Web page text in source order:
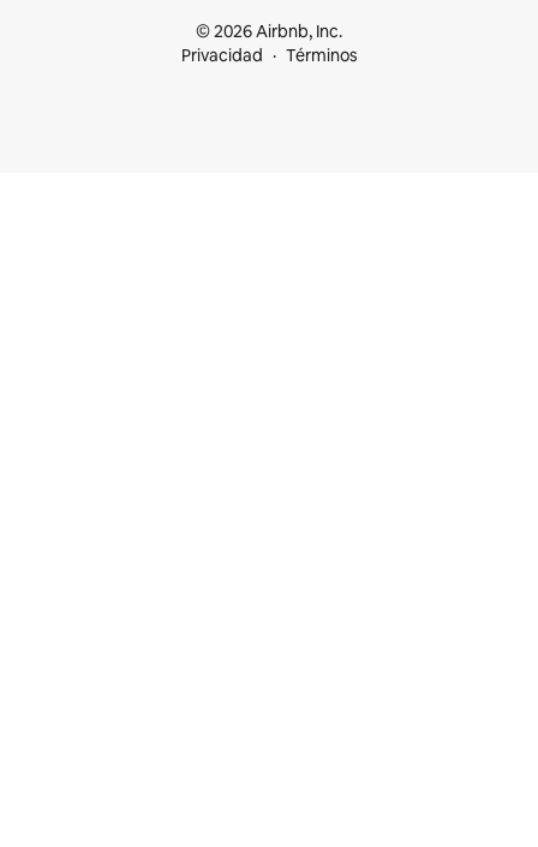
© 2026 Airbnb, Inc.
Privacidad
Términos